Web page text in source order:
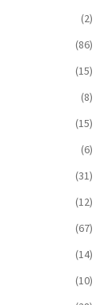
(2)
(86)
(15)
(8)
(15)
(6)
(31)
(12)
(67)
(14)
(10)